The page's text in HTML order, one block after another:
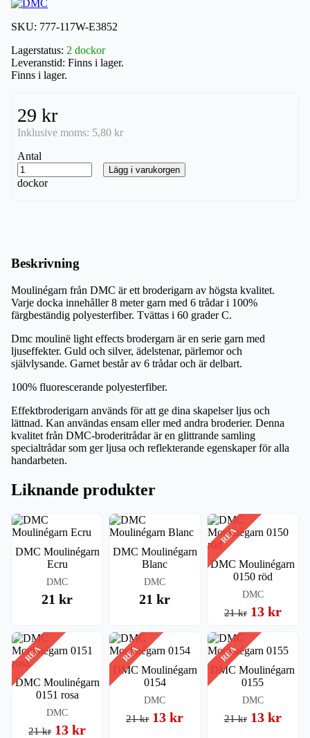
SKU: 777-117W-E3852
Lagerstatus: 2 dockor
Leveranstid: Finns i lager.
Finns i lager.
29 kr
Inklusive moms: 5,80 kr
Antal
dockor
Lägg i varukorgen
Beskrivning
Moulinégarn från DMC är ett broderigarn av högsta kvalitet.
Varje docka innehåller 8 meter garn med 6 trådar i 100%
färgbeständig polyesterfiber. Tvättas i 60 grader C.
Dmc moulinë light effects brodergarn är en serie garn med
ljuseffekter. Guld och silver, ädelstenar, pärlemor och
självlysande. Garnet består av 6 trådar och är delbart.
100% fluorescerande polyesterfiber.
Effektbroderigarn används för att ge dina skapelser ljus och
lättnad. Kan användas ensam eller med andra broderier. Denna
kvalitet från DMC-broderitrådar är en glittrande samling
specialtrådar som ger ljusa och reflekterande egenskaper för alla
handarbeten.
Liknande produkter
DMC Moulinégarn
Ecru
DMC
21 kr
DMC Moulinégarn
Blanc
DMC
21 kr
REA
DMC Moulinégarn
0150 röd
DMC
21 kr 13 kr
REA
DMC Moulinégarn
0151 rosa
DMC
21 kr 13 kr
REA
DMC Moulinégarn
0154
DMC
21 kr 13 kr
REA
DMC Moulinégarn
0155
DMC
21 kr 13 kr